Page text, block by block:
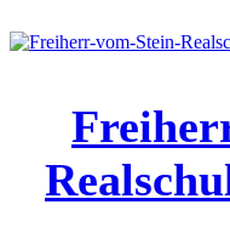
Inhalt